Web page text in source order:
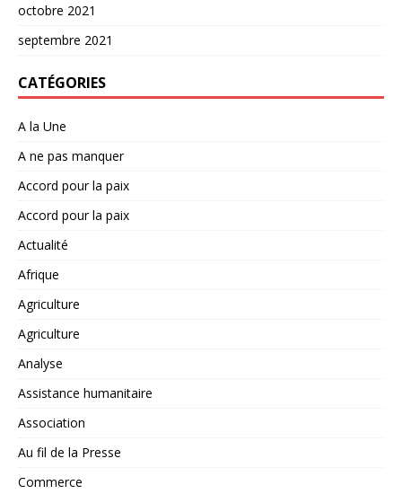
octobre 2021
septembre 2021
CATÉGORIES
A la Une
A ne pas manquer
Accord pour la paix
Accord pour la paix
Actualité
Afrique
Agriculture
Agriculture
Analyse
Assistance humanitaire
Association
Au fil de la Presse
Commerce